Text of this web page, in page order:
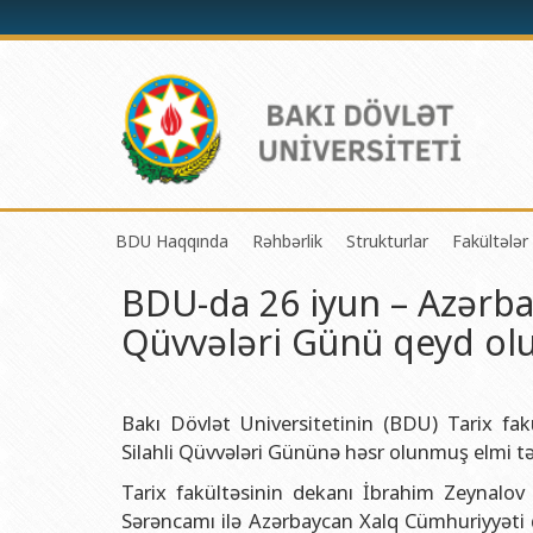
BDU Haqqında
BDU-nun tarixi
BDU-nun Missiya və Strateji inkişaf planı
Akkreditasiya haqqında Sertifikat
BDU-nun üzv olduğu beynəlxalq təşkilatlar
BDU-nun qrant layihələri
Rəhbərlik
Rektor
Prorektorlar
Dekanlar
Həmkarlar İttifaqı Komitəsi
Tədris Metodiki Şura
Strukturlar
Tədrisin təşkili və
Elmi fəaliyyətin
Beynəlxalq əlaqələr
Xarici tələbələrlə iş
İctimaiyyətlə
Fakültələr
Kimya
BDU-da 26 iyun –
Qüvvələri Günü qeyd
Bakı Dövlət Universitetinin (BDU) Tarix
Silahli Qüvvələri Gününə həsr olunmuş elmi
Tarix fakültəsinin dekanı İbrahim
Sərəncamı ilə Azərbaycan Xalq